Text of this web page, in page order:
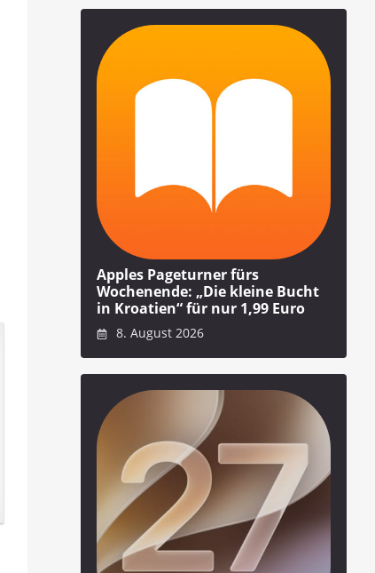
Apples Pageturner fürs
Wochenende: „Die kleine Bucht
in Kroatien“ für nur 1,99 Euro
8. August 2026